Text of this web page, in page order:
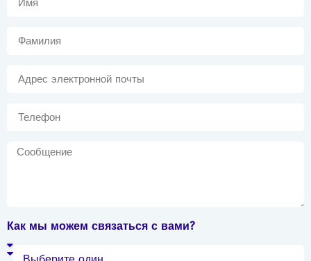
Как мы можем связаться с вами?